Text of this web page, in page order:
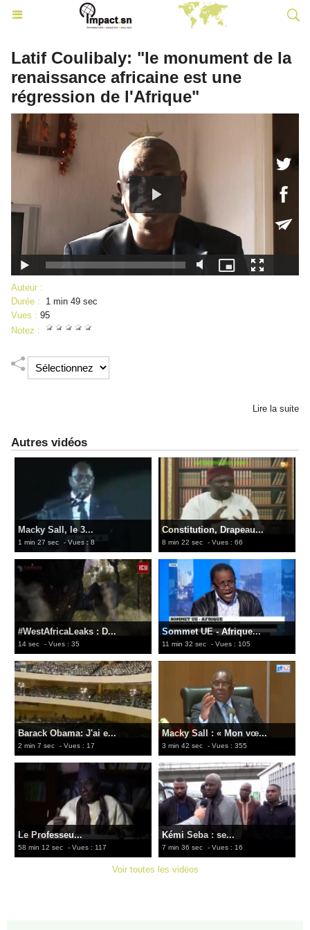
Latif Coulibaly: "le monument de la
renaissance africaine est une
régression de l'Afrique"
Auteur :
Durée :
1 min 49 sec
Vues : 95
Notez :
Lire la suite
Autres vidéos
Macky Sall, le 3...
1 min 27 sec - Vues : 8
Constitution, Drapeau...
8 min 22 sec - Vues : 66
#WestAfricaLeaks : D...
14 sec - Vues : 35
Sommet UE - Afrique...
11 min 32 sec - Vues : 105
Barack Obama: J'ai e...
2 min 7 sec - Vues : 17
Macky Sall : « Mon vœ...
3 min 42 sec - Vues : 355
Le Professeu...
58 min 12 sec - Vues : 117
Kémi Seba : se...
7 min 36 sec - Vues : 16
Voir toutes les vidéos